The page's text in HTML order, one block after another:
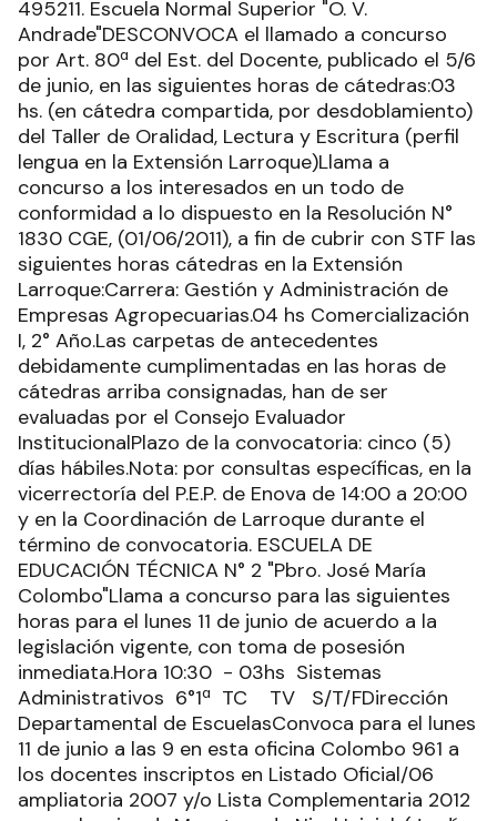
495211. Escuela Normal Superior "O. V.
Andrade"DESCONVOCA el llamado a concurso
por Art. 80ª del Est. del Docente, publicado el 5/6
de junio, en las siguientes horas de cátedras:03
hs. (en cátedra compartida, por desdoblamiento)
del Taller de Oralidad, Lectura y Escritura (perfil
lengua en la Extensión Larroque)Llama a
concurso a los interesados en un todo de
conformidad a lo dispuesto en la Resolución N°
1830 CGE, (01/06/2011), a fin de cubrir con STF las
siguientes horas cátedras en la Extensión
Larroque:Carrera: Gestión y Administración de
Empresas Agropecuarias.04 hs Comercialización
I, 2° Año.Las carpetas de antecedentes
debidamente cumplimentadas en las horas de
cátedras arriba consignadas, han de ser
evaluadas por el Consejo Evaluador
InstitucionalPlazo de la convocatoria: cinco (5)
días hábiles.Nota: por consultas específicas, en la
vicerrectoría del P.E.P. de Enova de 14:00 a 20:00
y en la Coordinación de Larroque durante el
término de convocatoria. ESCUELA DE
EDUCACIÓN TÉCNICA N° 2 "Pbro. José María
Colombo"Llama a concurso para las siguientes
horas para el lunes 11 de junio de acuerdo a la
legislación vigente, con toma de posesión
inmediata.Hora 10:30 - 03hs Sistemas
Administrativos 6°1ª TC TV S/T/FDirección
Departamental de EscuelasConvoca para el lunes
11 de junio a las 9 en esta oficina Colombo 961 a
los docentes inscriptos en Listado Oficial/06
ampliatoria 2007 y/o Lista Complementaria 2012